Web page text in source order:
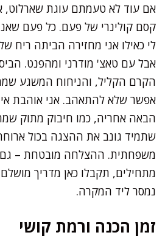
אם עוד לא טעמתם עוגת
קסם קולינרי של פעם. כל פעם
לי כאילו אני מחזירה הביתה
אבל עם טאצ' מודרני ומהפנט.
הקרם הקליל, והניחוח המשגע
אפשר שלא להתאהב. אני אוהבת
הבאה אחריה, כמו חיבוק מתוק
שתמיד גונב את ההצגה בכול
משפחתית. ההצלחה מובטחת –
מתחילים, תקבלו כאן מדריך
נמסר ליד המקרה.
זמן הכנה ורמת קושי